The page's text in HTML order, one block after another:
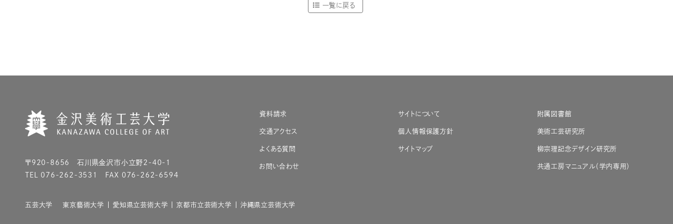
一覧に戻る
〒920-8656 石川県金沢市小立野2-40-1
TEL 076-262-3531 FAX 076-262-6594
資料請求
交通アクセス
よくある質問
お問い合わせ
サイトについて
個人情報保護方針
サイトマップ
附属図書館
美術工芸研究所
柳宗理記念デザイン研究所
共通工房マニュアル（学内専用）
五芸大学 東京藝術大学 愛知県立芸術大学 京都市立芸術大学 沖縄県立芸術大学